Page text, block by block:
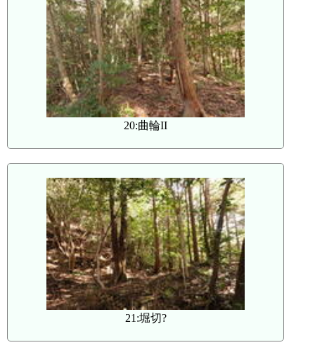
20:曲輪II
21:堀切?